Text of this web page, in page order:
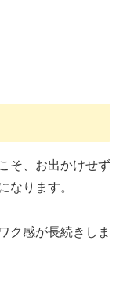
そ、お出かけせず
なります。
ク感が長続きしま